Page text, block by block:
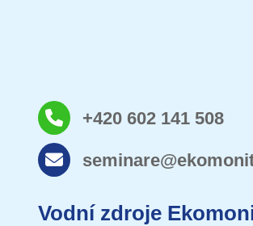
+420 602 141 508
Vodní zdroje